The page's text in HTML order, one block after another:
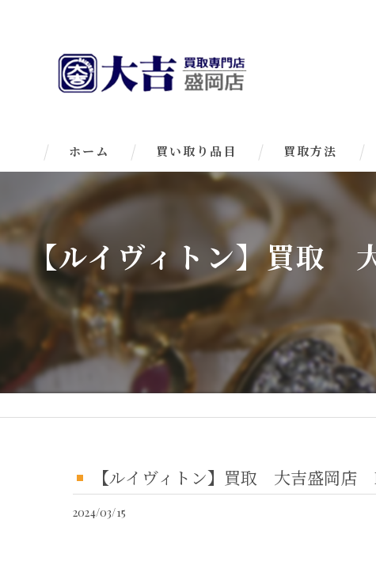
ホーム 買い取り品目 買取方法
【ルイヴィトン】買
【ルイヴィトン】買取 大吉盛岡
2024/03/15